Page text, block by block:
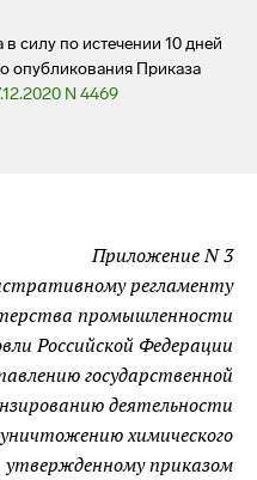
силу по истечении 10 дней
опубликования Приказа
N 4469
Приложение N 3
регламенту
промышленности
Российской Федерации
государственной
деятельности
химического
утвержденному приказом